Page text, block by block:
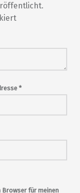
*
Browser für meinen